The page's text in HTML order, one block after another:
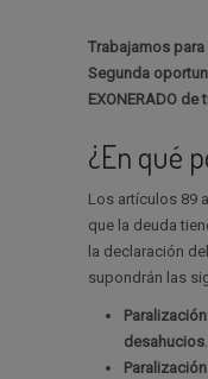
Trabajamos
Segunda
EXONERADO de
¿En qué
Los artículos 89
que la deuda
la declaración
supondrán las
Paralización
desahucios.